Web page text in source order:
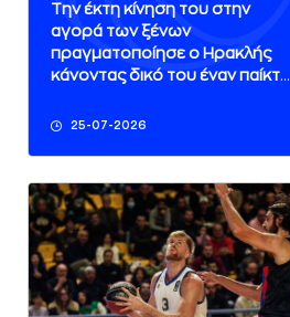
25-07-2026
Την έκτη κίνηση του στην
αγορά των ξένων
πραγματοποίησε ο Ηρακλής
κάνοντας δικό του έναν παίκτη
Ελλάδα. Τον Νόα Χόρκλερ.